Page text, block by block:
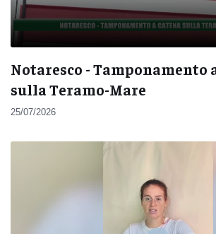
Notaresco - Tamponamento
sulla Teramo-Mare
25/07/2026